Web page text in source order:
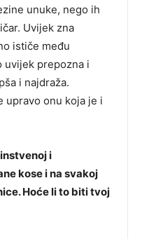
unuke, nego ih
Uvijek zna
ističe među
uvijek prepozna i
i najdraža.
upravo onu koja je i
i
kose i na svakoj
Hoće li to biti tvoj